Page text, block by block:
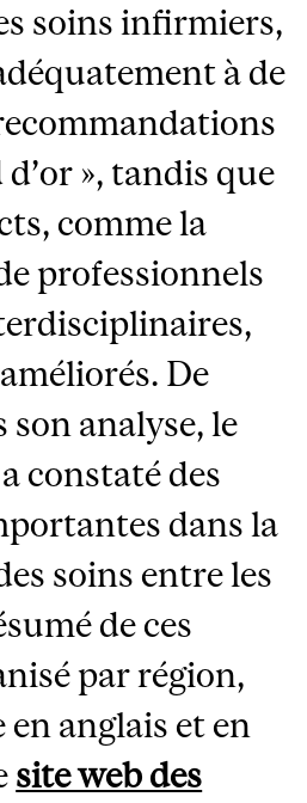
soins infirmiers,
à de
», tandis que
comme la
professionnels
De
son analyse, le
constaté des
dans la
soins entre les
de ces
par région,
anglais et en
site web des